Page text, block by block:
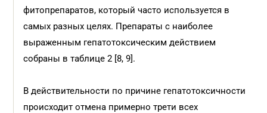
фитопрепаратов, который часто используется в
самых разных целях. Препараты с наиболее
выраженным гепатотоксическим действием
собраны в таблице 2 [8, 9].
В действительности по причине гепатотоксичности
происходит отмена примерно трети всех